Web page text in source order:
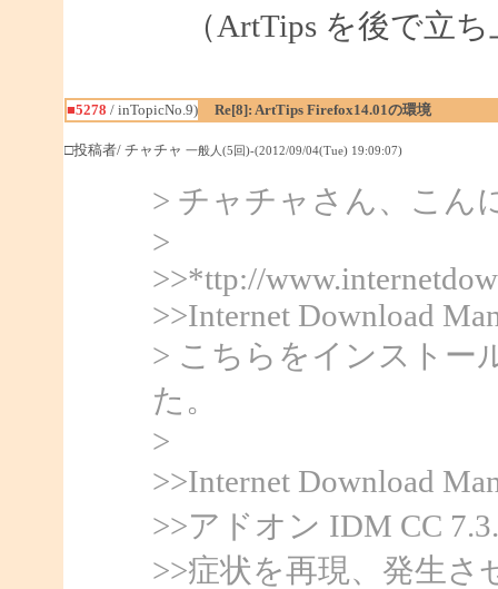
（ArtTips を後で立
■5278 / inTopicNo.9) Re[8]: ArtTips Firefox14.01の環境
□投稿者/ チャチャ 一般人(5回)-(2012/09/04(Tue) 19:09:07)
> チャチャさん、こん
>
>>*ttp://
>>Internet Download
> こちらをインストー
た。
>
>>Internet Download
>>アドオン IDM CC
>>症状を再現、発生